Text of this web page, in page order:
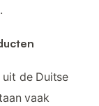
de Duitse
vaak